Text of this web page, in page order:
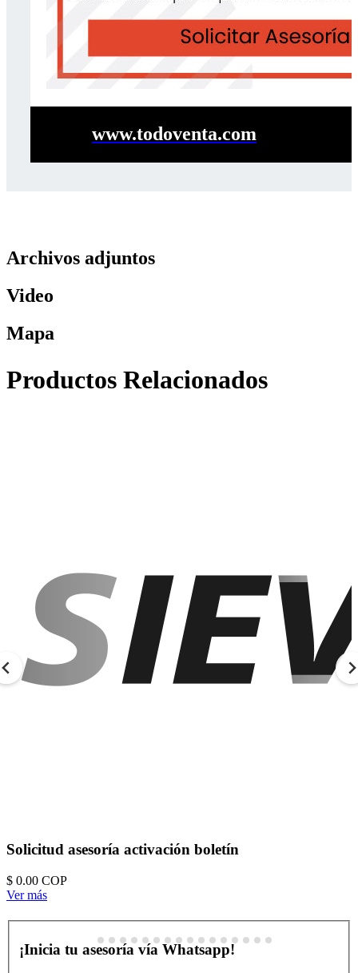
www.todoventa.com
Archivos adjuntos
Video
Mapa
Productos Relacionados
Solicitud asesoría activación boletín
$ 0.00 COP
Ver más
¡Inicia tu asesoría vía Whatsapp!